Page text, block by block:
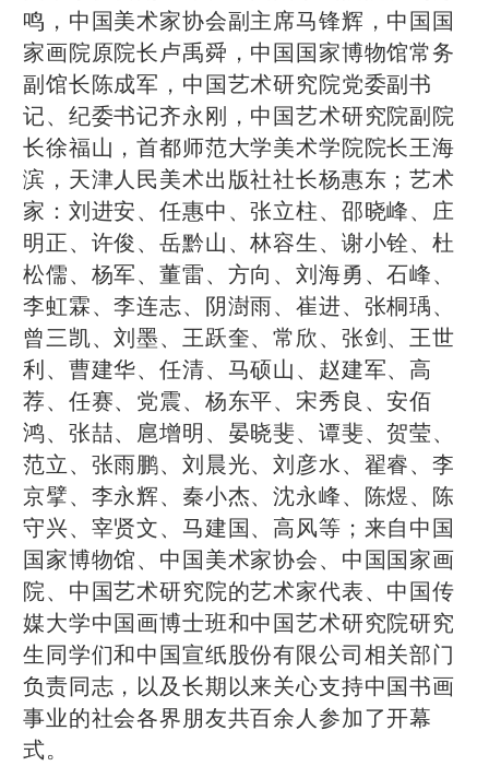
鸣，中国美术家协会副主席马锋辉，中国国
家画院原院长卢禹舜，中国国家博物馆常务
副馆长陈成军，中国艺术研究院党委副书
记、纪委书记齐永刚，中国艺术研究院副院
长徐福山，首都师范大学美术学院院长王海
滨，天津人民美术出版社社长杨惠东；艺术
家：刘进安、任惠中、张立柱、邵晓峰、庄
明正、许俊、岳黔山、林容生、谢小铨、杜
松儒、杨军、董雷、方向、刘海勇、石峰、
李虹霖、李连志、阴澍雨、崔进、张桐瑀、
曾三凯、刘墨、王跃奎、常欣、张剑、王世
利、曹建华、任清、马硕山、赵建军、高
荐、任赛、党震、杨东平、宋秀良、安佰
鸿、张喆、扈增明、晏晓斐、谭斐、贺莹、
范立、张雨鹏、刘晨光、刘彦水、翟睿、李
京擘、李永辉、秦小杰、沈永峰、陈煜、陈
守兴、宰贤文、马建国、高风等；来自中国
国家博物馆、中国美术家协会、中国国家画
院、中国艺术研究院的艺术家代表、中国传
媒大学中国画博士班和中国艺术研究院研究
生同学们和中国宣纸股份有限公司相关部门
负责同志，以及长期以来关心支持中国书画
事业的社会各界朋友共百余人参加了开幕
式。